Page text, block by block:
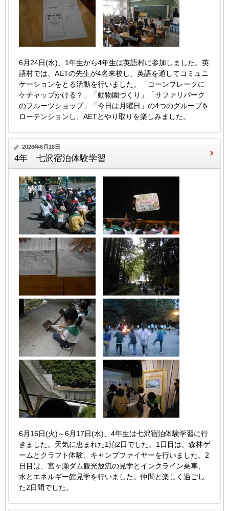
6月24日(水)、1年生から4年生は英語村に参加しました。英
語村では、AETの先生が4名来校し、英語を通してコミュニ
ケーションをとる活動を行いました。「コーンフレークに
ケチャップかける？」「動物園づくり」「サファリパーク
のフルーツショップ」「今日は月曜日」の4つのグループを
ローテンションし、AETとやり取りを楽しみました。
2026年6月18日
4年 七沢宿泊体験学習
6月16日(火)～6月17日(水)、4年生は七沢宿泊体験学習に行
きました。天気に恵まれた1泊2日でした。1日目は、森林ゲ
ームとクラフト体験、キャンプファイヤーを行いました。2
日目は、宮ヶ瀬ダム観光放流の見学とインクライン乗車、
水とエネルギー館見学を行いました。仲間と楽しく過ごし
た2日間でした。